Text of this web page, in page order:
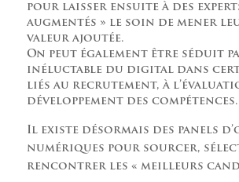
pour laisser ensuite à des
augmentés » le soin de mener
valeur ajoutée.
On peut également être séduit
inéluctable du digital dans
liés au recrutement, à
développement des compétences.
Il existe désormais des panels
numériques pour sourcer,
rencontrer les « meilleurs